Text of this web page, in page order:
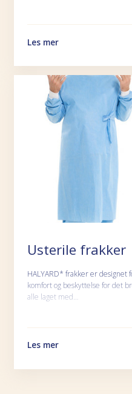
Les mer
Usterile frakker
HALYARD* frakker er designet
komfort og beskyttelse for det
alle laget med…
Les mer